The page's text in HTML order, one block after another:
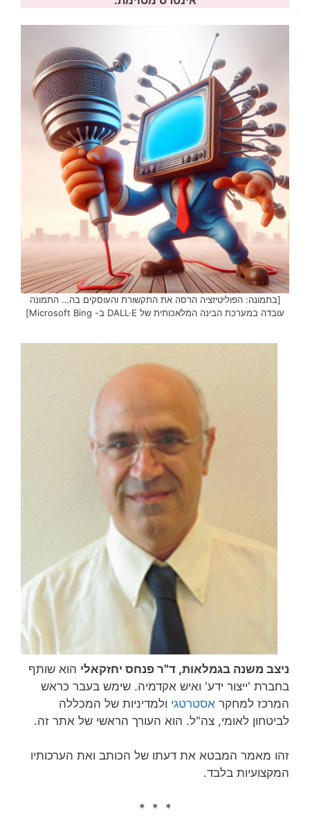
[בתמונה: הפוליטיזציה הרסה את התקשורת והעוסקים בה… התמונה
עובדה במערכת הבינה המלאכותית של DALL·E ב- Microsoft Bing]
ניצב משנה בגמלאות, ד"ר פנחס יחזקאלי הוא שותף
בחברת 'ייצור ידע' ואיש אקדמיה. שימש בעבר כראש
המרכז למחקר אסטרטגי ולמדיניות של המכללה
לביטחון לאומי, צה"ל. הוא העורך הראשי של אתר זה.
זהו מאמר המבטא את דעתו של הכותב ואת הערכותיו
המקצועיות בלבד.
* * *